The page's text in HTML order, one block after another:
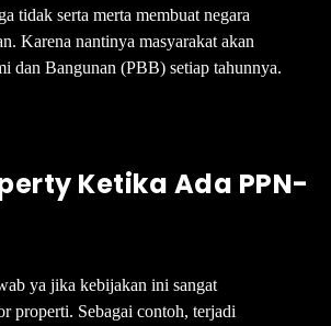
tidak serta merta membuat negara
Karena nantinya masyarakat akan
dan Bangunan (PBB) setiap tahunnya.
Ketika Ada PPN-
ya jika kebijakan ini sangat
properti. Sebagai contoh, terjadi